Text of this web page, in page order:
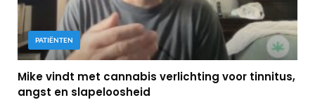
PATIËNTEN
Mike vindt met cannabis verlichting voor tinnitus,
angst en slapeloosheid